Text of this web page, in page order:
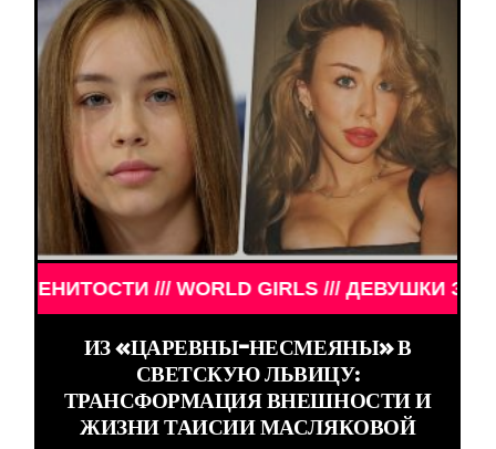
GIRLS /// ДЕВУШКИ ЗНАМЕНИТОСТИ ///
ИЗ «ЦАРЕВНЫ-НЕСМЕЯНЫ» В
СВЕТСКУЮ ЛЬВИЦУ:
ТРАНСФОРМАЦИЯ ВНЕШНОСТИ И
ЖИЗНИ ТАИСИИ МАСЛЯКОВОЙ